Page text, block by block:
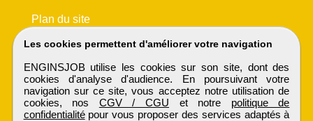
Les cookies permettent d'améliorer votre navigation
ENGINSJOB utilise les cookies sur son site, dont des
cookies d'analyse d'audience. En poursuivant votre
navigation sur ce site, vous acceptez notre utilisation de
cookies, nos CGV / CGU et notre politique de
confidentialitépour vous proposer des services adaptés à
Plan du site